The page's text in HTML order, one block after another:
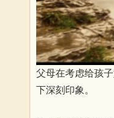
父母在考虑给孩
下深刻印象。